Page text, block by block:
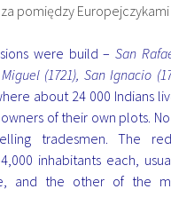
pomiędzy Europejczykami
were build – San
(1721), San Ignacio
about 24 000 Indians
of their own plots.
tradesmen. The
inhabitants each,
and the other of the